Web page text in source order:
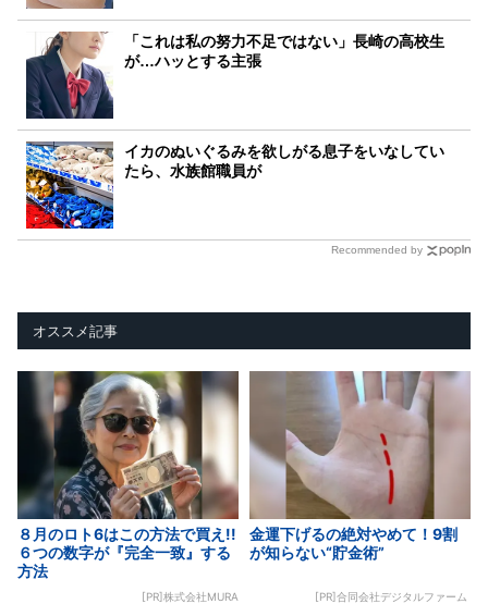
「これは私の努力不足ではない」長崎の高校生
が…ハッとする主張
イカのぬいぐるみを欲しがる息子をいなしてい
たら、水族館職員が
Recommended by
オススメ記事
８月のロト6はこの方法で買え!!
６つの数字が『完全一致』する
方法
[PR]株式会社MURA
金運下げるの絶対やめて！9割
が知らない“貯金術”
[PR]合同会社デジタルファーム